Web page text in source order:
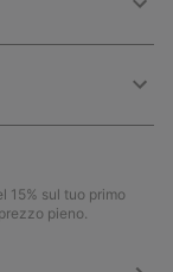
15% sul tuo primo
pieno.